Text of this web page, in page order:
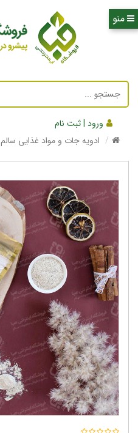
ورود | ثبت نام
ادویه جات و مواد غذایی سالم